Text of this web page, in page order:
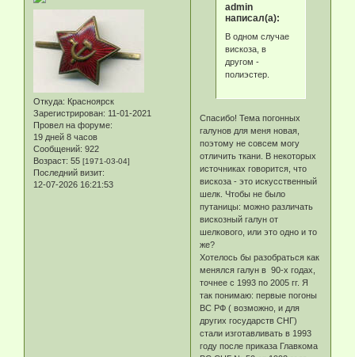
Откуда: Красноярск
Зарегистрирован: 11-01-2021
Провел на форуме:
19 дней 8 часов
Сообщений: 922
Возраст: 55 [1971-03-04]
Последний визит:
12-07-2026 16:21:53
admin
написал(а):
В одном случае
вискоза, в
другом -
полиэстер.
Спасибо! Тема погонных
галунов для меня новая,
поэтому не совсем могу
отличить ткани. В некоторых
источниках говорится, что
вискоза - это искусственный
шелк. Чтобы не было
путаницы: можно различать
вискозный галун от
шелкового, или это одно и то
же?
Хотелось бы разобраться как
менялся галун в 90-х годах,
точнее с 1993 по 2005 гг. Я
так понимаю: первые погоны
ВС РФ ( возможно, и для
других государств СНГ)
стали изготавливать в 1993
году после приказа Главкома